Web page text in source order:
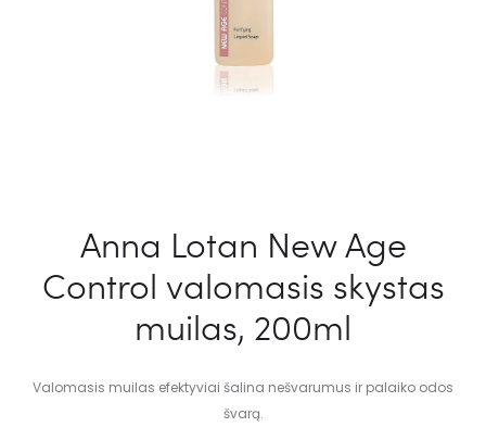
Anna Lotan New Age
Control valomasis skystas
muilas, 200ml
Valomasis muilas efektyviai šalina nešvarumus ir palaiko odos
švarą.